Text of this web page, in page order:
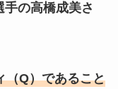
の高橋成美さ
（Q）であること